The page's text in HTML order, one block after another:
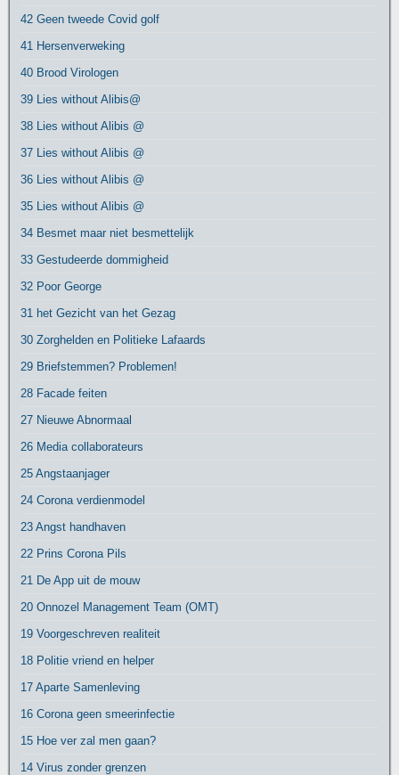
42 Geen tweede Covid golf
41 Hersenverweking
40 Brood Virologen
39 Lies without Alibis@
38 Lies without Alibis @
37 Lies without Alibis @
36 Lies without Alibis @
35 Lies without Alibis @
34 Besmet maar niet besmettelijk
33 Gestudeerde dommigheid
32 Poor George
31 het Gezicht van het Gezag
30 Zorghelden en Politieke Lafaards
29 Briefstemmen? Problemen!
28 Facade feiten
27 Nieuwe Abnormaal
26 Media collaborateurs
25 Angstaanjager
24 Corona verdienmodel
23 Angst handhaven
22 Prins Corona Pils
21 De App uit de mouw
20 Onnozel Management Team (OMT)
19 Voorgeschreven realiteit
18 Politie vriend en helper
17 Aparte Samenleving
16 Corona geen smeerinfectie
15 Hoe ver zal men gaan?
14 Virus zonder grenzen